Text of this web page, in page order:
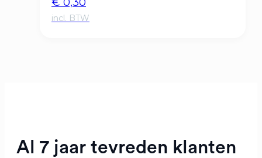
Al 7 jaar tevreden klanten